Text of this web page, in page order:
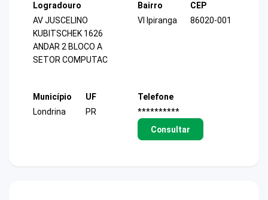
Logradouro
AV JUSCELINO
KUBITSCHEK 1626
ANDAR 2 BLOCO A
SETOR COMPUTAC
Bairro
Vl Ipiranga
CEP
86020-001
Município
Londrina
UF
PR
Telefone
**********
Consultar